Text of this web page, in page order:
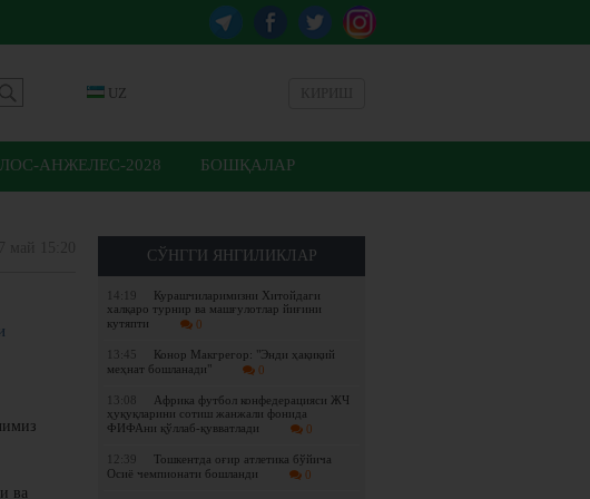
UZ
ЛОС-АНЖЕЛЕС-2028 БОШҚАЛАР
СЎНГГИ ЯНГИЛИКЛАР
14:19
Курашчиларимизни Хитойдаги
халқаро турнир ва машғулотлар йиғини
кутяпти
0
13:45
Конор Макгрегор: "Энди ҳақиқий
меҳнат бошланади"
0
13:08
Африка футбол конфедерацияси ЖЧ
ҳуқуқларини сотиш жанжали фонида
ФИФАни қўллаб-қувватлади
0
12:39
Тошкентда оғир атлетика бўйича
Осиё чемпионати бошланди
0
ва